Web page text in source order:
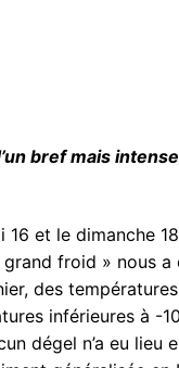
bref mais
16 et le dimanche
froid » nous a
des
inférieures à -
dégel n’a eu lieu